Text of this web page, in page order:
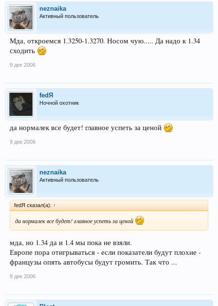
neznaika
Активный пользователь
Мда, откроемся 1.3250-1.3270. Носом чую..... Да надо к 1.34
сходить
9 дек 2006
fedЯ
Ночной охотник
да нормалек все будет! главное успеть за ценой
9 дек 2006
neznaika
Активный пользователь
fedЯ сказал(а): ↑
да нормалек все будет! главное успеть за ценой
мда, но 1.34 да и 1.4 мы пока не взяли.
Европе пора отигрываться - если показатели будут плохие -
французы опять автобусы будут громить. Так что ...
9 дек 2006